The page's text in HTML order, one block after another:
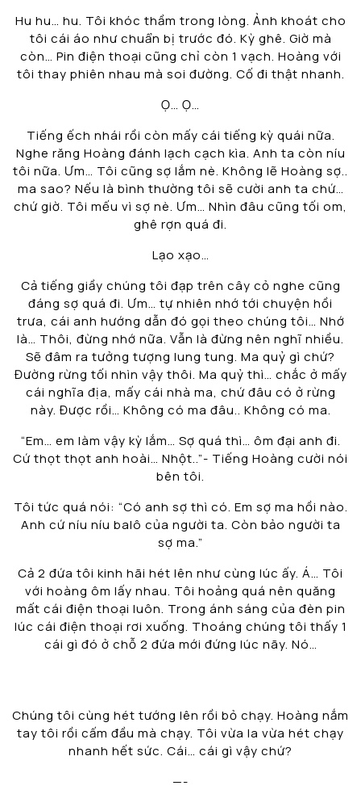
Hu hu… hu. Tôi khóc thầm trong lòng. Ảnh khoát cho
tôi cái áo như chuẩn bị trước đó. Kỳ ghê. Giờ mà
còn… Pin điện thoại cũng chỉ còn 1 vạch. Hoàng với
tôi thay phiên nhau mà soi đường. Cố đi thật nhanh.
Ọ… Ọ…
Tiếng ếch nhái rồi còn mấy cái tiếng kỳ quái nữa.
Nghe răng Hoàng đánh lạch cạch kìa. Anh ta còn níu
tôi nữa. Ưm… Tôi cũng sợ lắm nè. Không lẽ Hoàng sợ..
ma sao? Nếu là bình thường tôi sẽ cười anh ta chứ…
chứ giờ. Tôi mếu vì sợ nè. Ưm… Nhìn đâu cũng tối om,
ghê rợn quá đi.
Lạo xạo…
Cả tiếng giầy chúng tôi đạp trên cây cỏ nghe cũng
đáng sợ quá đi. Ưm… tự nhiên nhớ tới chuyện hồi
trưa, cái anh hướng dẫn đó gọi theo chúng tôi… Nhớ
là… Thôi, đừng nhớ nữa. Vẫn là đừng nên nghĩ nhiều.
Sẽ đâm ra tưởng tượng lung tung. Ma quỷ gì chứ?
Đường rừng tối nhìn vậy thôi. Ma quỷ thì… chắc ở mấy
cái nghĩa địa, mấy cái nhà ma, chứ đâu có ở rừng
này. Được rồi… Không có ma đâu.. Không có ma.
“Em… em làm vậy kỳ lắm… Sợ quá thì… ôm đại anh đi.
Cứ thọt thọt anh hoài… Nhột..”- Tiếng Hoàng cười nói
bên tôi.
Tôi tức quá nói: “Có anh sợ thì có. Em sợ ma hồi nào.
Anh cứ níu níu balô của người ta. Còn bảo người ta
sợ ma.”
Cả 2 đứa tôi kinh hãi hét lên như cùng lúc ấy. Á… Tôi
với hoàng ôm lấy nhau. Tôi hoảng quá nên quăng
mất cái điện thoại luôn. Trong ánh sáng của đèn pin
lúc cái điện thoại rơi xuống. Thoáng chúng tôi thấy 1
cái gì đó ở chỗ 2 đứa mới đứng lúc nãy. Nó…
Chúng tôi cùng hét tướng lên rồi bỏ chạy. Hoàng nắm
tay tôi rồi cấm đầu mà chạy. Tôi vừa la vừa hét chạy
nhanh hết sức. Cái… cái gì vậy chứ?
—-